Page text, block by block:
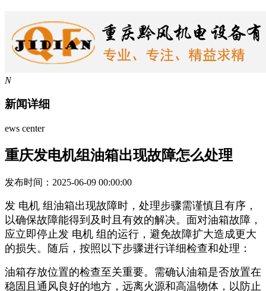
N
新闻详细
ews center
重庆发电机组油箱出现故障怎么处理
发布时间：2025-06-09 00:00:00
发 电机 组油箱出现故障时，处理步骤需谨慎且有序，
以确保故障能得到及时且有效的解决。面对油箱故障，
应立即停止发 电机 组的运行，避免故障扩大造成更大
的损失。随后，按照以下步骤进行详细检查和处理：
油箱存放位置的检查至关重要。需确认油箱是否放置在
稳固且通风良好的地方，远离火源和高温物体，以防止